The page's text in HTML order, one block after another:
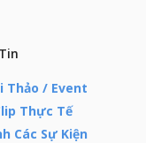
Thảo / Event
Thực Tế
Các Sự Kiện